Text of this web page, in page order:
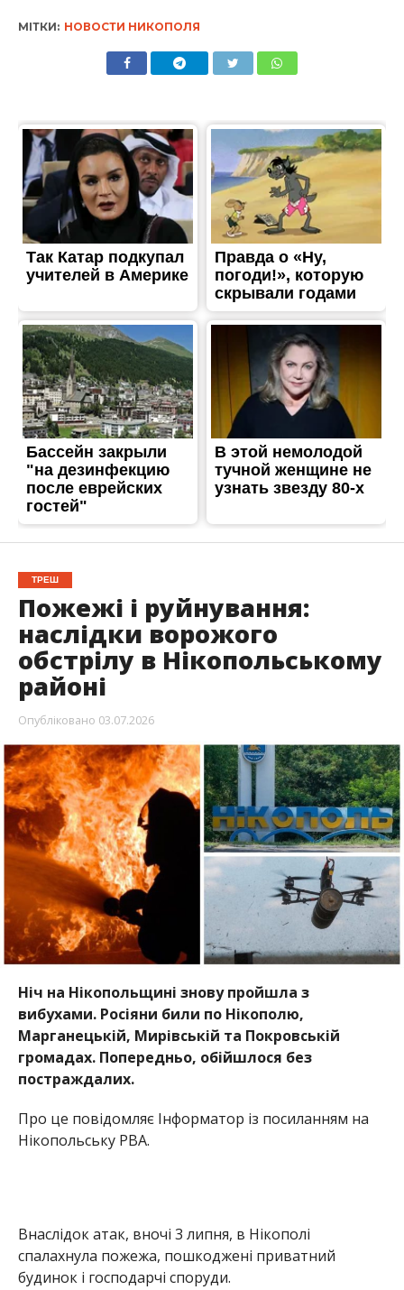
ТРЕШ
Пожежі і руйнування:
наслідки ворожого
обстрілу в Нікопольському
районі
Опубліковано 03.07.2026
Ніч на Нікопольщині знову пройшла з
вибухами. Росіяни били по Нікополю,
Марганецькій, Мирівській та Покровській
громадах. Попередньо, обійшлося без
постраждалих.
Про це повідомляє Інформатор із посиланням на
Нікопольську РВА.
Внаслідок атак, вночі 3 липня, в Нікополі
спалахнула пожежа, пошкоджені приватний
будинок і господарчі споруди.
Олена Шевченко